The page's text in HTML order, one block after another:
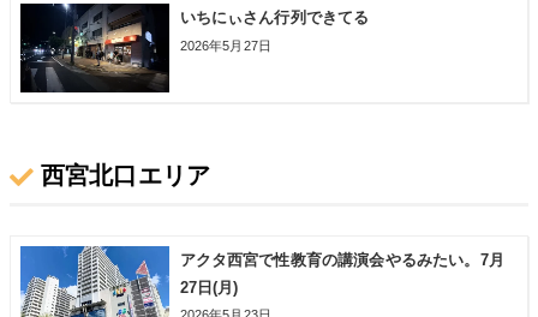
いちにぃさん行列できてる
2026年5月27日
西宮北口エリア
アクタ西宮で性教育の講演会やるみたい。7月
27日(月)